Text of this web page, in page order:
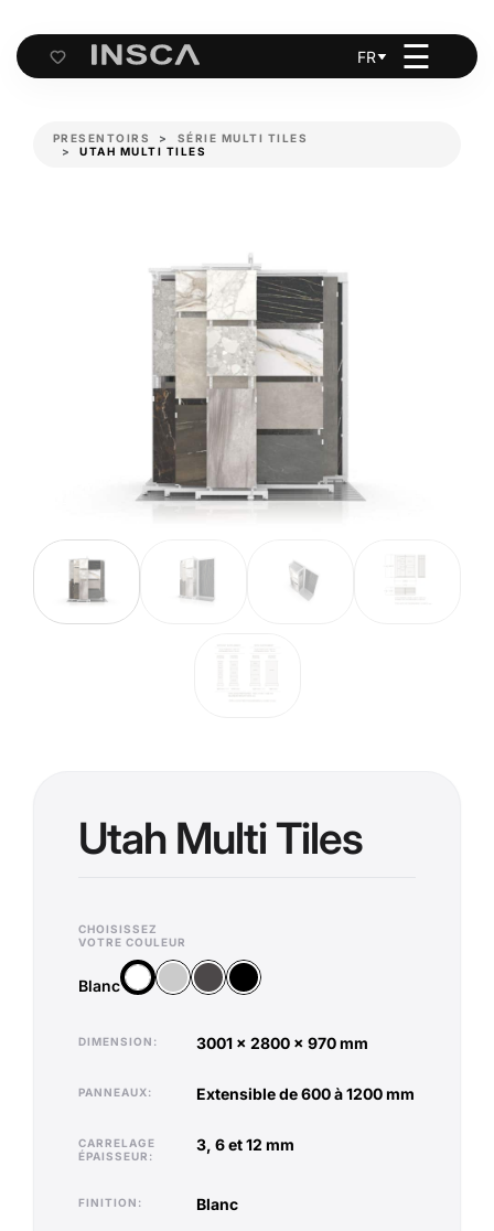
Cart
FR ☰
PRESENTOIRS
SÉRIE MULTI TILES
UTAH MULTI TILES
Utah Multi Tiles
CHOISISSEZ
VOTRE COULEUR
Blanc
BlancArgentAnthracite
Noir
DIMENSION 3001 x 2800 x 970 mm
PANNEAUX extensible de 600 à 1200 mm
CARRELAGE
ÉPAISSEUR
3, 6 et 12 mm
FINITION blanc